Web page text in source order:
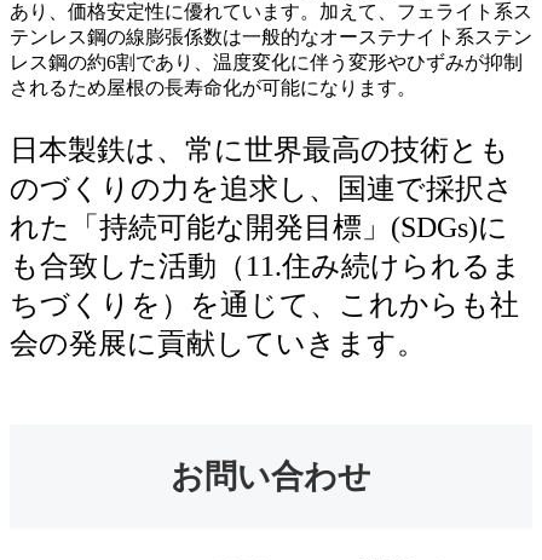
あり、価格安定性に優れています。加えて、フェライト系ス
テンレス鋼の線膨張係数は一般的なオーステナイト系ステン
レス鋼の約6割であり、温度変化に伴う変形やひずみが抑制
されるため屋根の長寿命化が可能になります。
日本製鉄は、常に世界最高の技術とも
のづくりの力を追求し、国連で採択さ
れた「持続可能な開発目標」(SDGs)に
も合致した活動（11.住み続けられるま
ちづくりを）を通じて、これからも社
会の発展に貢献していきます。
お問い合わせ